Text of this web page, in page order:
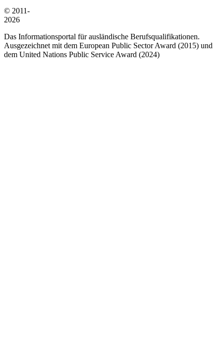
© 2011-
2026
Das Informationsportal für ausländische Berufsqualifikationen.
Ausgezeichnet mit dem European Public Sector Award (2015) und
dem United Nations Public Service Award (2024)